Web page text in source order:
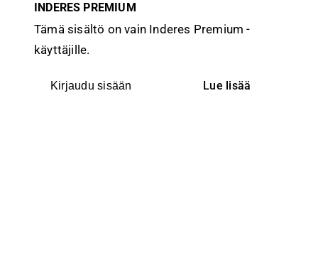
INDERES PREMIUM
Tämä sisältö on vain Inderes Premium -
käyttäjille.
Kirjaudu sisään Lue lisää